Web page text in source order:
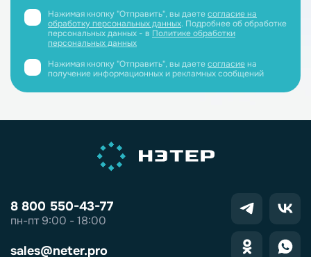
Нажимая кнопку "Отправить", вы даетесогласие на
обработку персональных данных. Подробнее об обработке
персональных данных - в Политике обработки
персональных данных
Нажимая кнопку "Отправить", вы даетесогласиена
получение информационных и рекламных сообщений
8 800 550-43-77
пн-пт 9:00 - 18:00
sales@neter.pro